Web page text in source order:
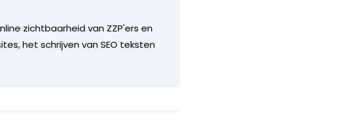
zichtbaarheid van ZZP'ers en
het schrijven van SEO teksten